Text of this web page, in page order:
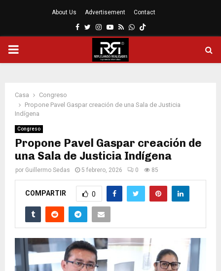
About Us Advertisement Contact
Facebook
Twitter
Instagram
Youtube
RssWhatsapp
MENÚ
Casa
Congreso
Propone Pavel Gaspar creación de una Sala de Justicia
Indígena
Congreso
Propone Pavel Gaspar creación de
una Sala de Justicia Indígena
por Guillermo Sedas 5 febrero, 2026 0 85
COMPARTIR 0